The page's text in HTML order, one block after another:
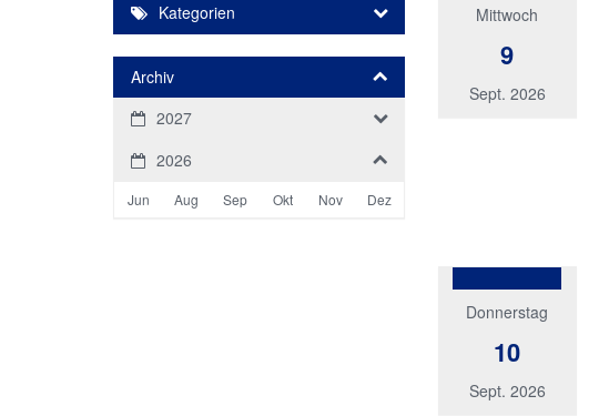
Mittwoch
9
Sept. 2026
Donnerstag
10
Sept. 2026
Kategorien
Archiv
2027
2026
Jun Aug Sep Okt Nov Dez